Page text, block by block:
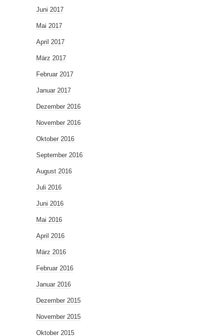
Juni 2017
Mai 2017
April 2017
März 2017
Februar 2017
Januar 2017
Dezember 2016
November 2016
Oktober 2016
September 2016
August 2016
Juli 2016
Juni 2016
Mai 2016
April 2016
März 2016
Februar 2016
Januar 2016
Dezember 2015
November 2015
Oktober 2015